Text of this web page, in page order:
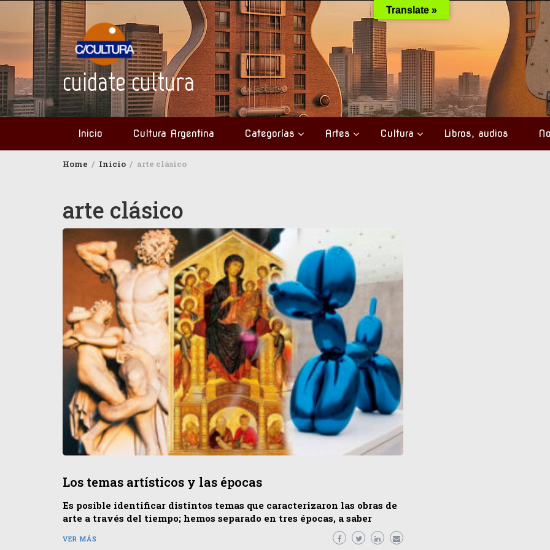
content
cuidate cultura
Inicio Cultura Argentina Categorías Artes Cultura Libros, audios
Home Inicio arte clásico
arte clásico
Los temas artísticos y las épocas
Es posible identificar distintos temas que caracterizaron las obras de
arte a través del tiempo; hemos separado en tres épocas, a saber
VER MÁS
Translate »